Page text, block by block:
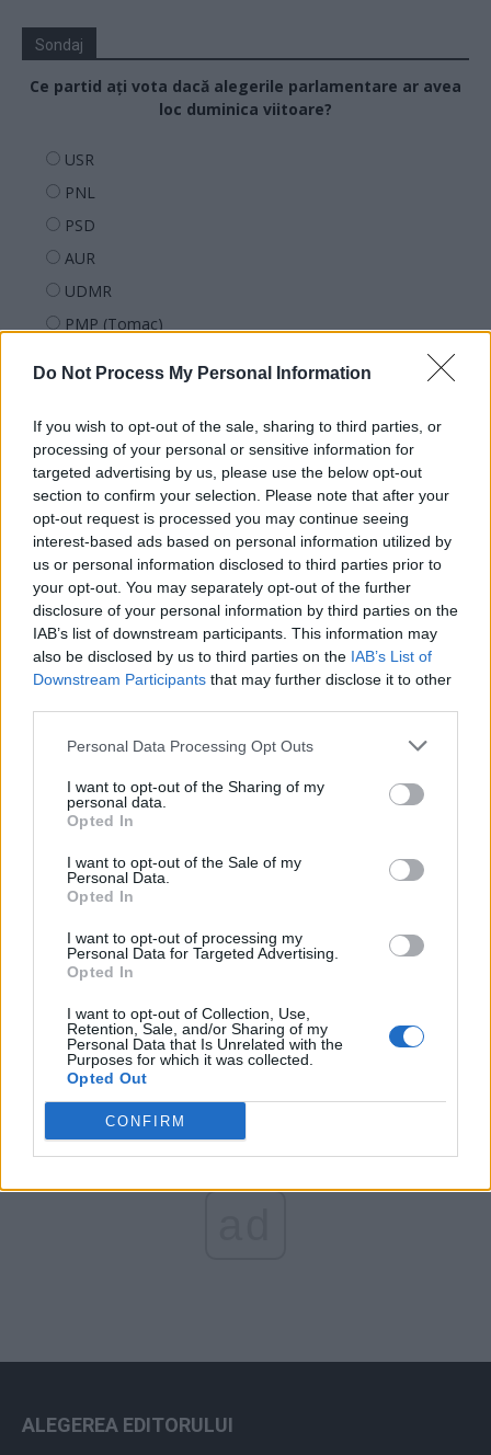
Do Not Process My Personal Information
If you wish to opt-out of the sale, sharing to third parties, or
processing of your personal or sensitive information for
targeted advertising by us, please use the below opt-out
section to confirm your selection. Please note that after your
opt-out request is processed you may continue seeing
interest-based ads based on personal information utilized by
us or personal information disclosed to third parties prior to
your opt-out. You may separately opt-out of the further
disclosure of your personal information by third parties on the
IAB’s list of downstream participants. This information may
also be disclosed by us to third parties on the IAB’s List of
Downstream Participants that may further disclose it to other
Personal Data Processing Opt Outs
I want to opt-out of the Sharing of my
personal data.
Opted In
I want to opt-out of the Sale of my
Personal Data.
Opted In
I want to opt-out of processing my
Personal Data for Targeted Advertising.
Opted In
I want to opt-out of Collection, Use,
Retention, Sale, and/or Sharing of my
Personal Data that Is Unrelated with the
Purposes for which it was collected.
Opted Out
CONFIRM
Sondaj
Ce partid ați vota dacă alegerile parlamentare ar avea
loc duminica viitoare?
USR
PNL
PSD
AUR
UDMR
PMP (Tomac)
REPER
SENS
SOS (Șoșoacă)
POT (Gavrilă)
PACE (Peia)
Acțiunea Conservatoare (Târziu)
PDF (Lazarus)
PUSL (D. Voiculescu)
PNȚCD (Pavelescu)
PNCR (Terheș)
Partidul Patrioților (Surugiu)
FAR (Coarnă)
România pe Primul Loc (Ponta)
Arată rezultatele
Arhiva sondajelor
ALEGEREA EDITORULUI